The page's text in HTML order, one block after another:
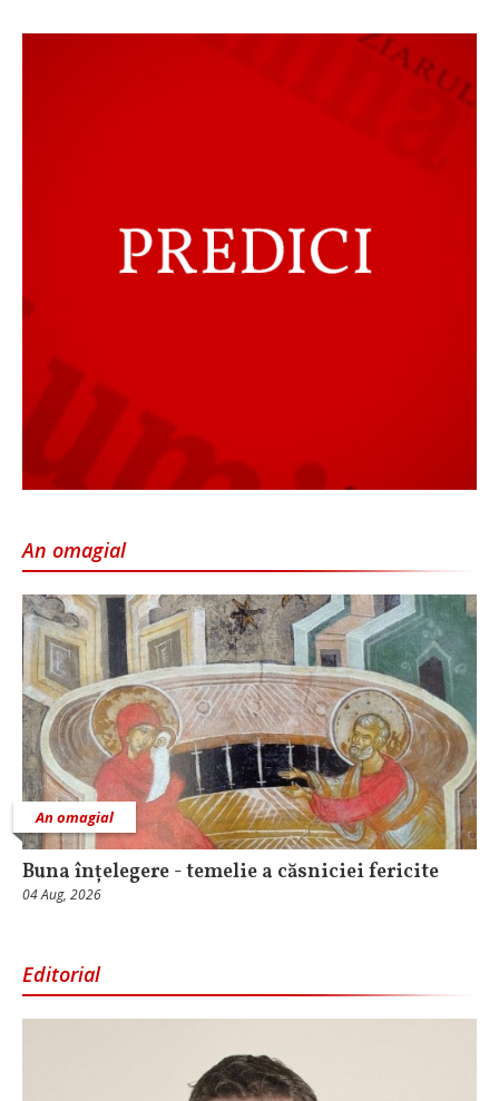
An omagial
An omagial
Buna înțelegere - temelie a căsniciei fericite
04 Aug, 2026
Editorial